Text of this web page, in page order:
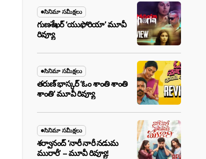
సినిమా సమీక్షలు
గుణశేఖర్ ‘యుఫోరియా’ మూవీ
రివ్యూ
సినిమా సమీక్షలు
తరుణ్ భాస్కర్ ‘ఓం శాంతి శాంతి
శాంతి’ మూవీ రివ్యూ
సినిమా సమీక్షలు
శర్వానంద్ ‘నారీ నారీ నడుమ
మురారీ’ – మూవీ రివ్యూ!